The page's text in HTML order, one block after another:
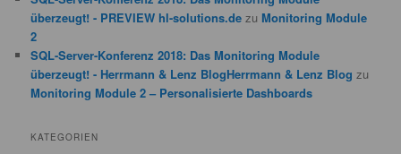
überzeugt! - PREVIEW hl-solutions.de zu Monitoring Module
2
SQL-Server-Konferenz 2018: Das Monitoring Module
überzeugt! - Herrmann & Lenz BlogHerrmann & Lenz Blog zu
Monitoring Module 2 – Personalisierte Dashboards
KATEGORIEN